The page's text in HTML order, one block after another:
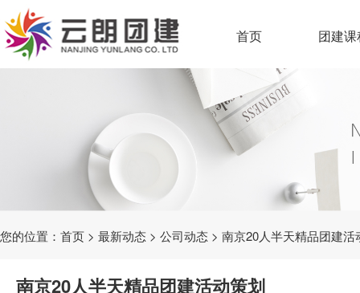
首页 团建
您的位置： 首页 > 最新动态 > 公司动态 > 南京20人半天精品团建活
南京20人半天精品团建活动策划